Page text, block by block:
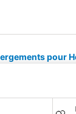
pour